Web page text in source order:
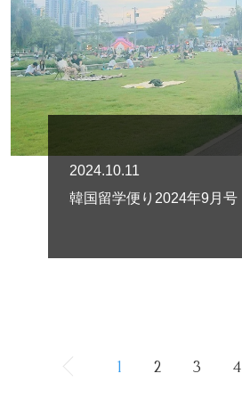
2024.10.11
韓国留学便り2024年9月号
1 2 3 4